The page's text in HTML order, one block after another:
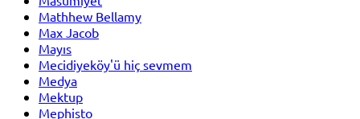
Mathhew Bellamy
Max Jacob
Mayıs
Mecidiyeköy'ü hiç sevmem
Medya
Mektup
Mephisto